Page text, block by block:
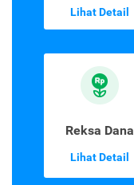
Lihat Detail
Reksa Dana
Lihat Detail